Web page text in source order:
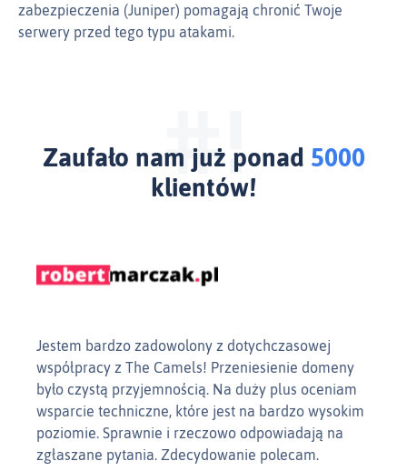
zabezpieczenia (Juniper) pomagają chronić Twoje
serwery przed tego typu atakami.
Zaufało nam już ponad 5000
klientów!
Jestem bardzo zadowolony z dotychczasowej
współpracy z The Camels! Przeniesienie domeny
było czystą przyjemnością. Na duży plus oceniam
wsparcie techniczne, które jest na bardzo wysokim
poziomie. Sprawnie i rzeczowo odpowiadają na
zgłaszane pytania. Zdecydowanie polecam.